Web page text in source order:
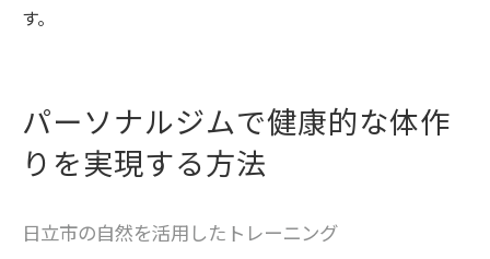
す。
パーソナルジムで健康的な体作
りを実現する方法
日立市の自然を活用したトレーニング